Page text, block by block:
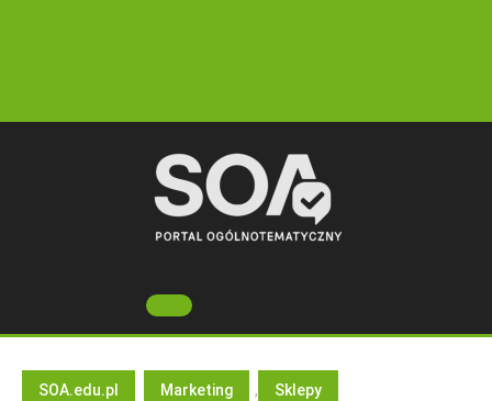
Open
Button
SOA.edu.pl Marketing , Sklepy